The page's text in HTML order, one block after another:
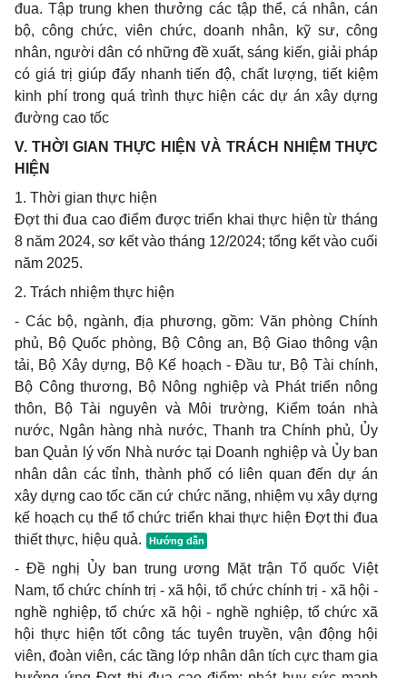
đua. Tập trung khen thưởng các tập thể, cá nhân, cán
bộ, công chức, viên chức, doanh nhân, kỹ sư, công
nhân, người dân có những đề xuất, sáng kiến, giải pháp
có giá trị giúp đẩy nhanh tiến độ, chất lượng, tiết kiệm
kinh phí trong quá trình thực hiện các dự án xây dựng
đường cao tốc
V. THỜI GIAN THỰC HIỆN VÀ TRÁCH NHIỆM THỰC
HIỆN
1. Thời gian thực hiện
Đợt thi đua cao điểm được triển khai thực hiện từ tháng
8 năm 2024, sơ kết vào tháng 12/2024; tổng kết vào cuối
năm 2025.
2. Trách nhiệm thực hiện
- Các bộ, ngành, địa phương, gồm: Văn phòng Chính
phủ, Bộ Quốc phòng, Bộ Công an, Bộ Giao thông vận
tải, Bộ Xây dựng, Bộ Kế hoạch - Đầu tư, Bộ Tài chính,
Bộ Công thương, Bộ Nông nghiệp và Phát triển nông
thôn, Bộ Tài nguyên và Môi trường, Kiểm toán nhà
nước, Ngân hàng nhà nước, Thanh tra Chính phủ, Ủy
ban Quản lý vốn Nhà nước tại Doanh nghiệp và Ủy ban
nhân dân các tỉnh, thành phố có liên quan đến dự án
xây dựng cao tốc căn cứ chức năng, nhiệm vụ xây dựng
kế hoạch cụ thể tổ chức triển khai thực hiện Đợt thi đua
thiết thực, hiệu quả.
- Đề nghị Ủy ban trung ương Mặt trận Tổ quốc Việt
Nam, tổ chức chính trị - xã hội, tổ chức chính trị - xã hội -
nghề nghiệp, tổ chức xã hội - nghề nghiệp, tổ chức xã
hội thực hiện tốt công tác tuyên truyền, vận động hội
viên, đoàn viên, các tầng lớp nhân dân tích cực tham gia